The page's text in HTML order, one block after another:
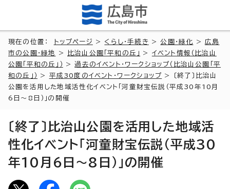
現在の位置： トップページ > くらし・手続き >公園・緑化 >広島
市の公園・緑地
> 比治山公園「平和の丘」 > イベント情報（比治山
公園「平和の丘」）
>過去のイベント・ワークショップ（比治山公園「平
和の丘」）
> 平成30度のイベント・ワークショップ > 〔終了〕比治山
公園を活用した地域活性化イベント「河童財宝伝説（平成30年10月
6日～8日）」の開催
〔終了〕比治山公園を活用した地域活
性化イベント「河童財宝伝説（平成30
年10月6日～8日）」の開催